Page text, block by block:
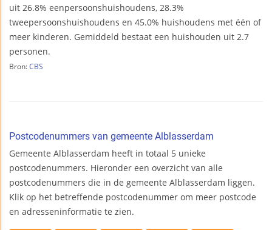
uit 26.8% eenpersoonshuishoudens, 28.3%
tweepersoonshuishoudens en 45.0% huishoudens met één of
meer kinderen. Gemiddeld bestaat een huishouden uit 2.7
personen.
Bron: CBS
Postcodenummers van gemeente Alblasserdam
Gemeente Alblasserdam heeft in totaal 5 unieke
postcodenummers. Hieronder een overzicht van alle
postcodenummers die in de gemeente Alblasserdam liggen.
Klik op het betreffende postcodenummer om meer postcode
en adresseninformatie te zien.